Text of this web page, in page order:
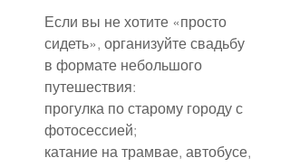
Если вы не хотите «просто
сидеть», организуйте свадьбу
в формате небольшого
путешествия:
прогулка по старому городу с
фотосессией;
катание на трамвае, автобусе,